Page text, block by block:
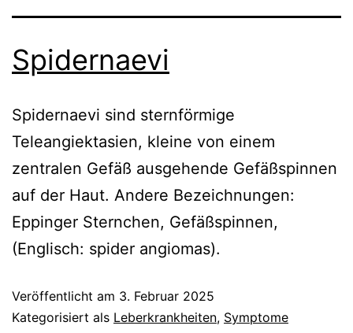
Spidernaevi
Spidernaevi sind sternförmige
Teleangiektasien, kleine von einem
zentralen Gefäß ausgehende Gefäßspinnen
auf der Haut. Andere Bezeichnungen:
Eppinger Sternchen, Gefäßspinnen,
(Englisch: spider angiomas).
Veröffentlicht am 3. Februar 2025
Kategorisiert als Leberkrankheiten, Symptome